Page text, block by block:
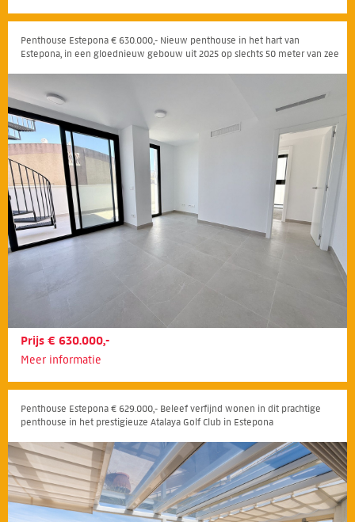
Penthouse Estepona € 630.000,- Nieuw penthouse in het hart van
Estepona, in een gloednieuw gebouw uit 2025 op slechts 50 meter van zee
Prijs € 630.000,-
Meer informatie
Penthouse Estepona € 629.000,- Beleef verfijnd wonen in dit prachtige
penthouse in het prestigieuze Atalaya Golf Club in Estepona